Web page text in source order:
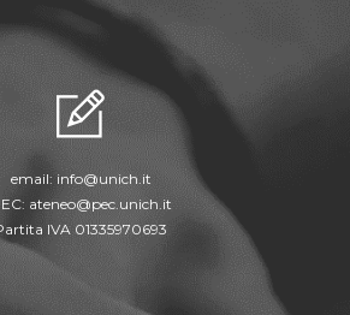
email: info@unich.it
ateneo@pec.unich.it
IVA 01335970693